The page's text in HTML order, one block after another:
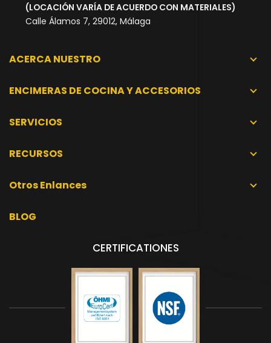
(LOCACIÓN VARÍA DE ACUERDO CON MATERIALES)
Calle Álamos 7, 29012, Málaga
ACERCA NUESTRO
ENCIMERAS DE COCINA Y ACCESORIOS
SERVICIOS
RECURSOS
Otros Enlances
BLOG
CERTIFICATIONES